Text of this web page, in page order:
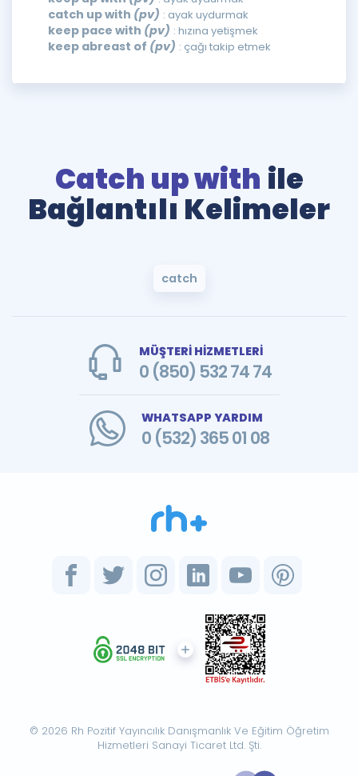
catch up with (pv) : ayak uydurmak
keep pace with (pv) : hızına yetişmek
keep abreast of (pv) : çağı takip etmek
Catch up with ile
Bağlantılı Kelimeler
catch
MÜŞTERİ HİZMETLERİ
0 (850) 532 74 74
WHATSAPP YARDIM
0 (532) 365 01 08
© 2026 Rh Pozitif Yayıncılık Danışmanlık Ve Eğitim Öğretim
Hizmetleri Sanayi Ticaret Ltd. Şti.